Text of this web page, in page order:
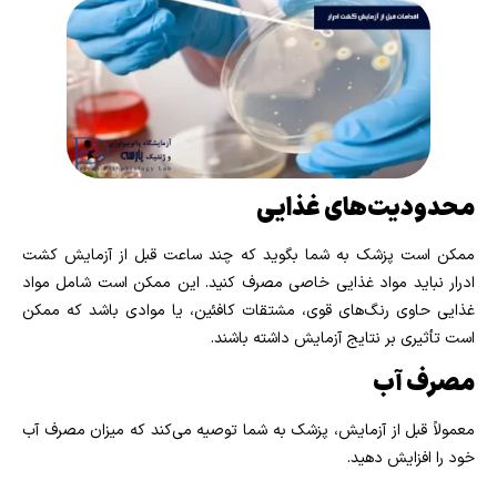
محدودیت‌های غذایی
ممکن است پزشک به شما بگوید که چند ساعت قبل از آزمایش کشت
ادرار نباید مواد غذایی خاصی مصرف کنید. این ممکن است شامل مواد
غذایی حاوی رنگ‌های قوی، مشتقات کافئین، یا موادی باشد که ممکن
است تأثیری بر نتایج آزمایش داشته باشند.
مصرف آب
معمولاً قبل از آزمایش، پزشک به شما توصیه می‌کند که میزان مصرف آب
خود را افزایش دهید.